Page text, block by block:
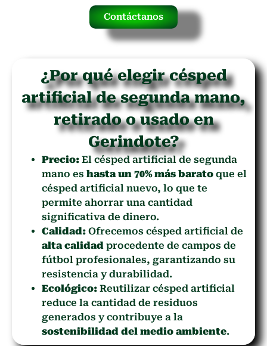
Contáctanos
¿Por qué elegir césped
artificial de segunda mano,
retirado o usado en
Gerindote?
Precio: El césped artificial de segunda
mano es hasta un 70% más barato que el
césped artificial nuevo, lo que te
permite ahorrar una cantidad
significativa de dinero.
Calidad: Ofrecemos césped artificial de
alta calidad procedente de campos de
fútbol profesionales, garantizando su
resistencia y durabilidad.
Ecológico: Reutilizar césped artificial
reduce la cantidad de residuos
generados y contribuye a la
sostenibilidad del medio ambiente.